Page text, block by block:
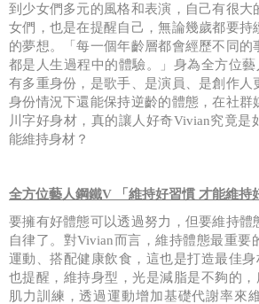
到少女們多元的風格和表演，自己有很大
女們，也是在提醒自己，無論幾歲都要持
的夢想。「每一個年齡層都會經歷不同的
都是人生過程中的體驗。」身為全方位藝
有多重身份，是歌手、是演員、是創作人
身份情況下還能保持逆齡的體態，在社群
川字好身材，真的讓人好奇Vivian究竟是
能維持身材？
全方位藝人鋼鐵V 「維持好習慣 才能維持
要擁有好體態可以透過努力，但要維持體
自律了。對Vivian而言，維持體態最重要
運動、搭配健康飲食，這也是打造最佳身
也提醒，維持身型，光是減脂是不夠的，
肌力訓練，透過運動增加基礎代謝率來